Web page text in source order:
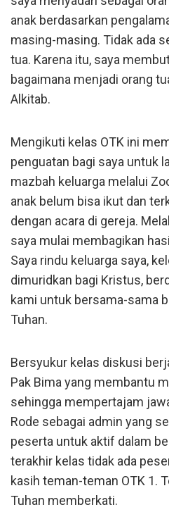
anak berdasarkan
masing-masing. Tidak ada
tua. Karena itu, saya
bagaimana menjadi orang
Alkitab.
Mengikuti kelas OTK ini
penguatan bagi saya untuk
mazbah keluarga melalui
anak belum bisa ikut dan
dengan acara di gereja.
saya mulai membagikan
Saya rindu keluarga saya,
dimuridkan bagi Kristus,
kami untuk bersama-sama
Tuhan.
Bersyukur kelas diskusi
Pak Bima yang membantu
sehingga mempertajam
Rode sebagai admin yang
peserta untuk aktif dalam
terakhir kelas tidak ada
kasih teman-teman OTK 1.
Tuhan memberkati.